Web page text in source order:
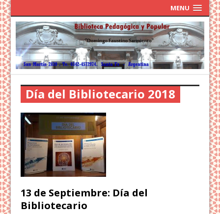
MENU
Día del Bibliotecario 2018
13 de Septiembre: Día del
Bibliotecario